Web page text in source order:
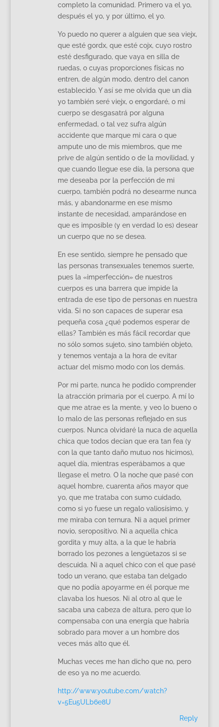
completo la comunidad. Primero va el yo,
después el yo, y por último, el yo.
Yo puedo no querer a alguien que sea viejx,
que esté gordx, que esté cojx, cuyo rostro
esté desfigurado, que vaya en silla de
ruedas, o cuyas proporciones físicas no
entren, de algún modo, dentro del canon
establecido. Y así se me olvida que un día
yo también seré viejx, o engordaré, o mi
cuerpo se desgasatrá por alguna
enfermedad, o tal vez sufra algún
accidente que marque mi cara o que
ampute uno de mis miembros, que me
prive de algún sentido o de la movilidad, y
que cuando llegue ese día, la persona que
me deseaba por la perfección de mi
cuerpo, también podrá no desearme nunca
más, y abandonarme en ese mismo
instante de necesidad, amparándose en
que es imposible (y en verdad lo es) desear
un cuerpo que no se desea.
En ese sentido, siempre he pensado que
las personas transexuales tenemos suerte,
pues la «imperfección» de nuestros
cuerpos es una barrera que impide la
entrada de ese tipo de personas en nuestra
vida. Si no son capaces de superar esa
pequeña cosa ¿qué podemos esperar de
ellas? También es más fácil recordar que
no sólo somos sujeto, sino también objeto,
y tenemos ventaja a la hora de evitar
actuar del mismo modo con los demás.
Por mi parte, nunca he podido comprender
la atracción primaria por el cuerpo. A mí lo
que me atrae es la mente, y veo lo bueno o
lo malo de las personas reflejado en sus
cuerpos. Nunca olvidaré la nuca de aquella
chica que todos decían que era tan fea (y
con la que tanto daño mutuo nos hicimos),
aquel día, mientras esperábamos a que
llegase el metro. O la noche que pasé con
aquel hombre, cuarenta años mayor que
yo, que me trataba con sumo cuidado,
como si yo fuese un regalo valiosísimo, y
me miraba con ternura. Ni a aquel primer
novio, seropositivo. Ni a aquella chica
gordita y muy alta, a la que le habría
borrado los pezones a lengüetazos si se
descuida. Ni a aquel chico con el que pasé
todo un verano, que estaba tan delgado
que no podía apoyarme en él porque me
clavaba los huesos. Ni al otro al que le
sacaba una cabeza de altura, pero que lo
compensaba con una energía que habría
sobrado para mover a un hombre dos
veces más alto que él.
Muchas veces me han dicho que no, pero
de eso ya no me acuerdo.
http://www.youtube.com/watch?
v=5Eu5ULb6e8U
Reply